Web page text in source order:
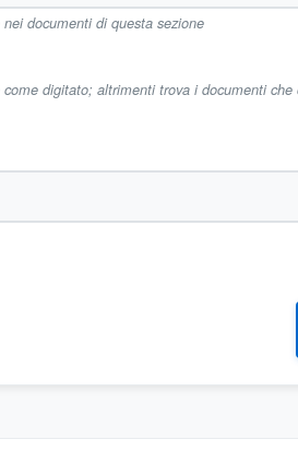
documenti di questa sezione
digitato; altrimenti trova i documenti